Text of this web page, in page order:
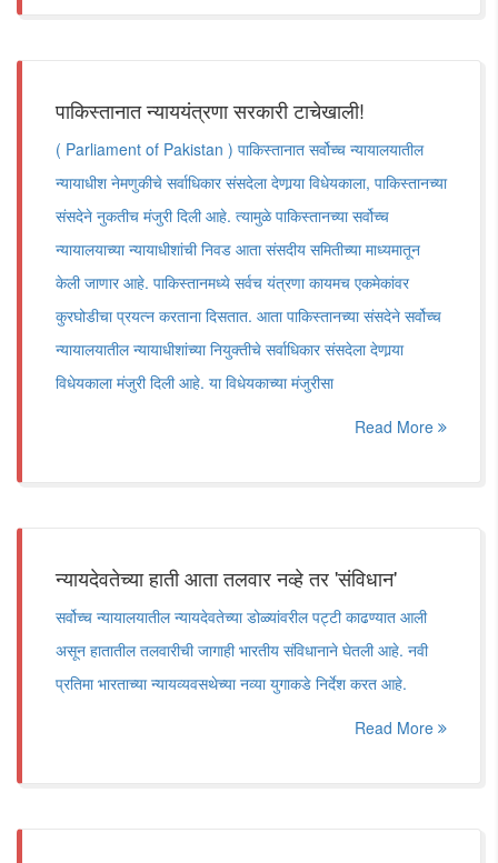
पाकिस्तानात न्याययंत्रणा सरकारी टाचेखाली!
( Parliament of Pakistan ) पाकिस्तानात सर्वोच्च न्यायालयातील
न्यायाधीश नेमणुकीचे सर्वाधिकार संसदेला देणार्‍या विधेयकाला, पाकिस्तानच्या
संसदेने नुकतीच मंजुरी दिली आहे. त्यामुळे पाकिस्तानच्या सर्वोच्च
न्यायालयाच्या न्यायाधीशांची निवड आता संसदीय समितीच्या माध्यमातून
केली जाणार आहे. पाकिस्तानमध्ये सर्वच यंत्रणा कायमच एकमेकांवर
कुरघोडीचा प्रयत्न करताना दिसतात. आता पाकिस्तानच्या संसदेने सर्वोच्च
न्यायालयातील न्यायाधीशांच्या नियुक्तीचे सर्वाधिकार संसदेला देणार्‍या
विधेयकाला मंजुरी दिली आहे. या विधेयकाच्या मंजुरीसा
Read More
न्यायदेवतेच्या हाती आता तलवार नव्हे तर 'संविधान'
सर्वोच्च न्यायालयातील न्यायदेवतेच्या डोळ्यांवरील पट्टी काढण्यात आली
असून हातातील तलवारीची जागाही भारतीय संविधानाने घेतली आहे. नवी
प्रतिमा भारताच्या न्यायव्यवसथेच्या नव्या युगाकडे निर्देश करत आहे.
Read More